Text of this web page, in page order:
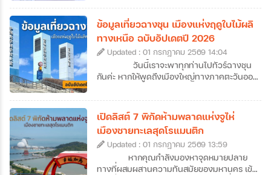
แต้จิ๋วเคยลงเรือมาตั้งรกรากในไทย แต่ปัจจุบัน
ซัวเถาไม่ได้เป็นเพียงแค่จุดเริ่มต้นของการ
อพยพมายังเมืองไทย เพราะซัวเถาคือดินแดน
ของวัฒนธรรมแต้จิ๋วแท้ ๆ ที่มีทั้งวัดโบราณ
อายุนับร้อยปี ถนนเก่าที่เต็มไปด้วยกลิ่นอาย
ประวัติศาสตร์ อาหารพื้นเมืองรสเลิศ ศาลเจ้า
ศักดิ์สิทธิ์ รวมไปถึงฮวงจุ้ยของเมืองที่ดีเยี่ยม
องค์ที่คนไทยรู้จักกันดี จึงไม่น่าแปลกใจที่สายมู
สายบุญ และนักท่องเที่ยวที่อยากสัมผัสจีนแบบ
โลคอลจะหลงรักที่นี่ได้ไม่ยาก ซึ่งวันนี้เราก็จะพา
ทุกคนไปทัวร์ซัวเถากันแบบจัดเต็ม ที่มีทั้งข้อมูล
เที่ยวซัวเถา 12 ที่เที่ยวไฮไลต์ พร้อมลิสต์ร้าน
เด็ดและที่พักมาแนะนำไว้ให้ครบ ให้เราสามารถ
วางแผนเที่ยวกันได้ง่าย ๆ แบบครบจบในที่
ข้อมูลเที่ยวฉางชุน เมืองแห่งฤดูใบไม้ผลิ
ทางเหนือ ฉบับอัปเดตปี 2026
Updated : 01 กรกฎาคม 2569 14:04
วันนี้เราจะพาทุกท่านไปทัวร์ฉางชุน
กันค่ะ หากให้พูดถึงเมืองใหญ่ทางภาคตะวันออก
หิมะขาวโพลนและอากาศหนาวจัด แต่ฉางชุน
เป็นเมืองที่ได้รับฉายาว่า “เมืองแห่งฤดูใบไม้ผลิ
แห่งภาคเหนือ” ความพิเศษของเมืองนี้คืออะไร?
ทำไมถึงได้รับการขนานนามว่าเป็นเมืองแห่งฤดู
ใบไม้ผลิแห่งภาคเหนือ วันนี้เราจะพาไปหาคำ
ตอบกันค่ะ นอกจากนี้เราก็ยังทำการรวบรวม
ข้อมูลเที่ยวฉางชุนฉบับอัปเดตปี 2026 ที่จะพา
เปิดลิสต์ 7 พิกัดห้ามพลาดแห่งจูไห่
เมืองชายทะเลสุดโรแมนติก
Updated : 01 กรกฎาคม 2569 13:59
หากคุณกำลังมองหาจุดหมายปลาย
ทางที่ผสมผสานความทันสมัยของมหานคร เข้า